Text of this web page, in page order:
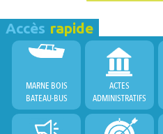
Accès rapide
MARNE BOIS
BATEAU-BUS
ACTES
ADMINISTRATIFS